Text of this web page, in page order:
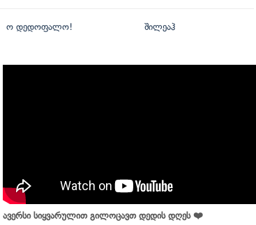
ო დედოფალო! შილეაჰ
ავერსი სიყვარულით გილოცავთ დედის დღეს ❤️